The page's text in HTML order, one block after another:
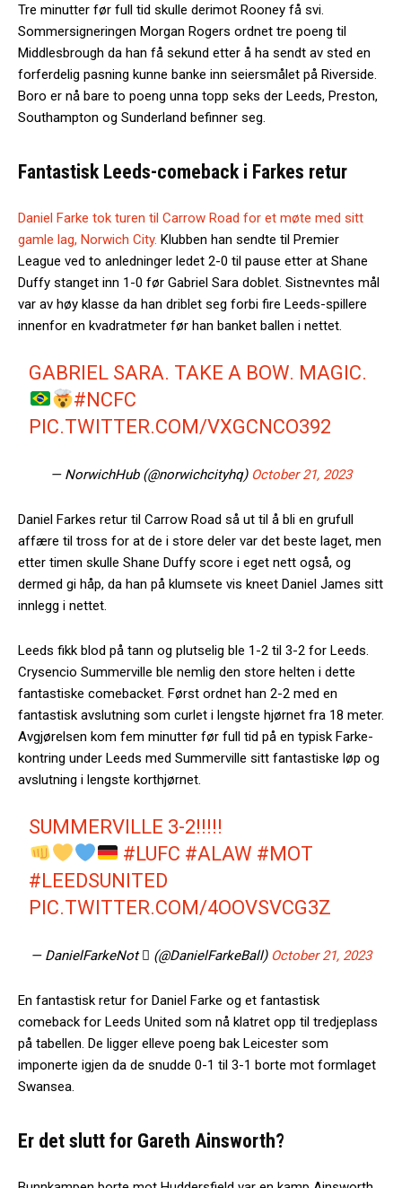
Tre minutter før full tid skulle derimot Rooney få svi.
Sommersigneringen Morgan Rogers ordnet tre poeng til
Middlesbrough da han få sekund etter å ha sendt av sted en
forferdelig pasning kunne banke inn seiersmålet på Riverside.
Boro er nå bare to poeng unna topp seks der Leeds, Preston,
Southampton og Sunderland befinner seg.
Fantastisk Leeds-comeback i Farkes retur
Daniel Farke tok turen til Carrow Road for et møte med sitt
gamle lag, Norwich City. Klubben han sendte til Premier
League ved to anledninger ledet 2-0 til pause etter at Shane
Duffy stanget inn 1-0 før Gabriel Sara doblet. Sistnevntes mål
var av høy klasse da han driblet seg forbi fire Leeds-spillere
innenfor en kvadratmeter før han banket ballen i nettet.
GABRIEL SARA. TAKE A BOW. MAGIC.
#NCFC
PIC.TWITTER.COM/VXGCNCO392
— NorwichHub (@norwichcityhq) October 21, 2023
Daniel Farkes retur til Carrow Road så ut til å bli en grufull
affære til tross for at de i store deler var det beste laget, men
etter timen skulle Shane Duffy score i eget nett også, og
dermed gi håp, da han på klumsete vis kneet Daniel James sitt
innlegg i nettet.
Leeds fikk blod på tann og plutselig ble 1-2 til 3-2 for Leeds.
Crysencio Summerville ble nemlig den store helten i dette
fantastiske comebacket. Først ordnet han 2-2 med en
fantastisk avslutning som curlet i lengste hjørnet fra 18 meter.
Avgjørelsen kom fem minutter før full tid på en typisk Farke-
kontring under Leeds med Summerville sitt fantastiske løp og
avslutning i lengste korthjørnet.
SUMMERVILLE 3-2!!!!!
#LUFC #ALAW #MOT
#LEEDSUNITED
PIC.TWITTER.COM/4OOVSVCG3Z
— DanielFarkeNot  (@DanielFarkeBall) October 21, 2023
En fantastisk retur for Daniel Farke og et fantastisk
comeback for Leeds United som nå klatret opp til tredjeplass
på tabellen. De ligger elleve poeng bak Leicester som
imponerte igjen da de snudde 0-1 til 3-1 borte mot formlaget
Swansea.
Er det slutt for Gareth Ainsworth?